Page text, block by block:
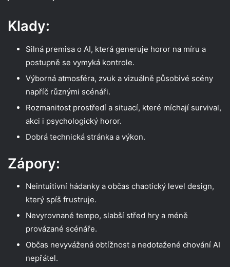
Klady:
Silná premisa o AI, která generuje horor na míru a
postupně se vymyká kontrole.
Výborná atmosféra, zvuk a vizuálně působivé scény
napříč různými scénáři.
Rozmanitost prostředí a situací, které míchají survival,
akci i psychologický horor.
Dobrá technická stránka a výkon.​
Zápory:
Neintuitivní hádanky a občas chaotický level design,
který spíš frustruje.
Nevyrovnané tempo, slabší střed hry a méně
provázané scénáře.
Občas nevyvážená obtížnost a nedotažené chování AI
nepřátel.